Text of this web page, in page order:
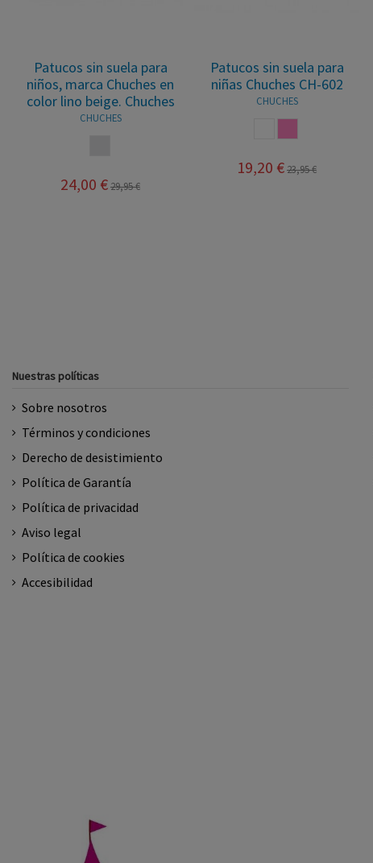
Patucos sin suela para
niños, marca Chuches en
color lino beige. Chuches
CHUCHES
24,00 €29,95 €
Patucos sin suela para
niñas Chuches CH-602
CHUCHES
19,20 €23,95 €
Nuestras políticas
Sobre nosotros
Términos y condiciones
Derecho de desistimiento
Política de Garantía
Política de privacidad
Aviso legal
Política de cookies
Accesibilidad